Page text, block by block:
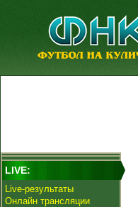
LIVE:
Live-результаты
Онлайн трансляции